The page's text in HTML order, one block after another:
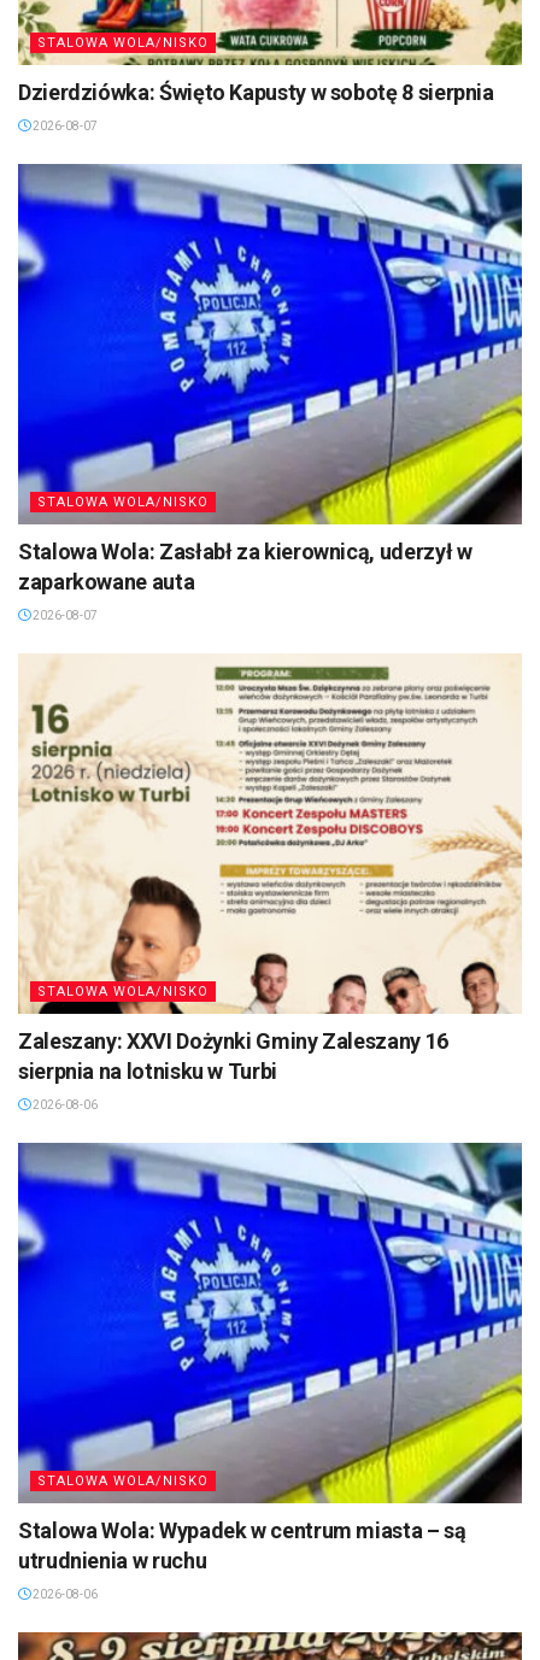
STALOWA WOLA/NISKO
Dzierdziówka: Święto Kapusty w sobotę 8 sierpnia
2026-08-07
STALOWA WOLA/NISKO
Stalowa Wola: Zasłabł za kierownicą, uderzył w
zaparkowane auta
2026-08-07
STALOWA WOLA/NISKO
Zaleszany: XXVI Dożynki Gminy Zaleszany 16
sierpnia na lotnisku w Turbi
2026-08-06
STALOWA WOLA/NISKO
Stalowa Wola: Wypadek w centrum miasta – są
utrudnienia w ruchu
2026-08-06